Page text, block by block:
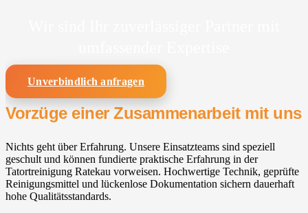
Unverbindlich anfragen
Vorzüge einer Zusammenarbeit mit uns
Nichts geht über Erfahrung. Unsere Einsatzteams sind speziell
geschult und können fundierte praktische Erfahrung in der
Tatortreinigung Ratekau vorweisen. Hochwertige Technik, geprüfte
Reinigungsmittel und lückenlose Dokumentation sichern dauerhaft
hohe Qualitätsstandards.